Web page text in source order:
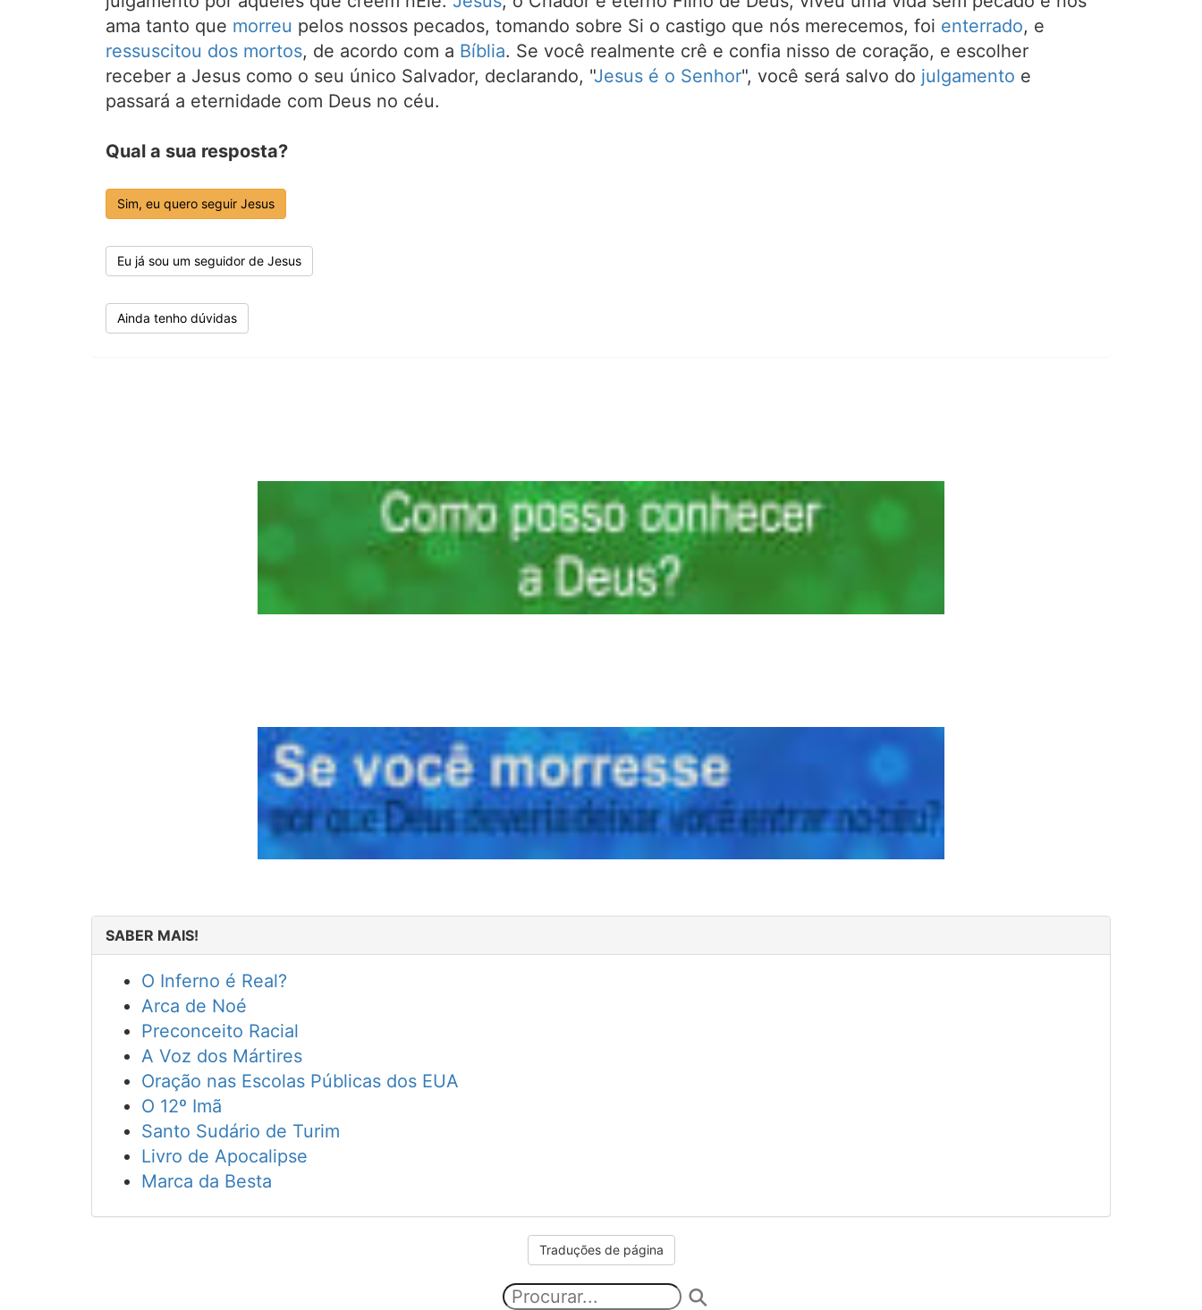
ama tanto que morreu pelos nossos pecados, tomando sobre Si o castigo que nós merecemos, foi enterrado, e
ressuscitou dos mortos, de acordo com a Bíblia. Se você realmente crê e confia nisso de coração, e escolher
receber a Jesus como o seu único Salvador, declarando, "Jesus é o Senhor", você será salvo do julgamento e
passará a eternidade com Deus no céu.
Qual a sua resposta?
Sim, eu quero seguir Jesus
Eu já sou um seguidor de Jesus
Ainda tenho dúvidas
SABER MAIS!
O Inferno é Real?
Arca de Noé
Preconceito Racial
A Voz dos Mártires
Oração nas Escolas Públicas dos EUA
O 12º Imã
Santo Sudário de Turim
Livro de Apocalipse
Marca da Besta
Traduções de página